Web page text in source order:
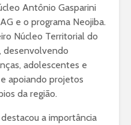
Antônio Gasparini
e o programa Neojiba.
Núcleo Territorial do
desenvolvendo
adolescentes e
apoiando projetos
da região.
a importância